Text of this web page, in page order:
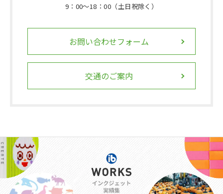
9：00〜18：00（土日祝除く）
お問い合わせフォーム
交通のご案内